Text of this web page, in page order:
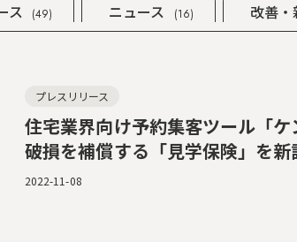
ス (49) ニュース (16) 改善
プレスリリース
住宅業界向け予約集客ツール「
破損を補償する「見学保険」を新
2022-11-08